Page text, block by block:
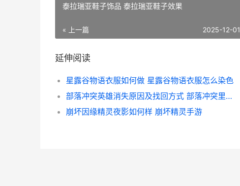
泰拉瑞亚鞋子饰品 泰拉瑞亚鞋子效果
« 上一篇 2025-12-01
延伸阅读
星露谷物语衣服如何做 星露谷物语衣服怎么染色
部落冲突英雄消失原因及找回方式 部落冲突里面英雄怎么获得怎么获得
崩坏因缘精灵夜影如何样 崩坏精灵手游